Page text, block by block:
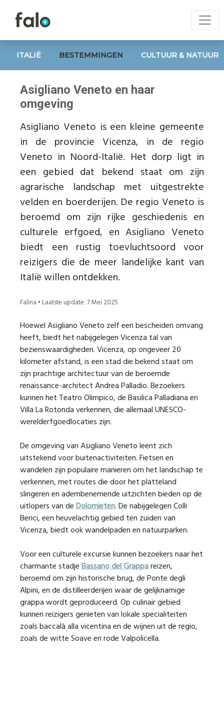
ITALIË BESTEMMINGEN CULTUUR & NATUUR
Asigliano Veneto en haar
omgeving
Asigliano Veneto is een kleine gemeente
in de provincie Vicenza, in de regio
Veneto in Noord-Italië. Het dorp ligt in
een gebied dat bekend staat om zijn
agrarische landschap met uitgestrekte
velden en boerderijen. De regio Veneto is
beroemd om zijn rijke geschiedenis en
culturele erfgoed, en Asigliano Veneto
biedt een rustig toevluchtsoord voor
reizigers die de meer landelijke kant van
Italië willen ontdekken.
Falina • Laatste update: 7 Mei 2025
Hoewel Asigliano Veneto zelf een bescheiden omvang
heeft, biedt het nabijgelegen Vicenza tal van
bezienswaardigheden. Vicenza, op ongeveer 20
kilometer afstand, is een stad die bekend staat om
zijn prachtige architectuur van de beroemde
renaissance-architect Andrea Palladio. Bezoekers
kunnen het Teatro Olimpico, de Basilica Palladiana en
Villa La Rotonda verkennen, die allemaal UNESCO-
werelderfgoedlocaties zijn.
De omgeving van Asigliano Veneto leent zich
uitstekend voor buitenactiviteiten. Fietsen en
wandelen zijn populaire manieren om het landschap te
verkennen, met routes die door het platteland
slingeren en adembenemende uitzichten bieden op de
uitlopers van deDolomieten. De nabijgelegen Colli
Berici, een heuvelachtig gebied ten zuiden van
Vicenza, biedt ook wandelpaden en natuurparken.
Voor een culturele excursie kunnen bezoekers naar het
charmante stadjeBassano del Grappareizen,
beroemd om zijn historische brug, de Ponte degli
Alpini, en de distilleerderijen waar de gelijknamige
grappa wordt geproduceerd. Op culinair gebied
kunnen reizigers genieten van lokale specialiteiten
zoals baccalà alla vicentina en de wijnen uit de regio,
zoals de witte Soave en rode Valpolicella.